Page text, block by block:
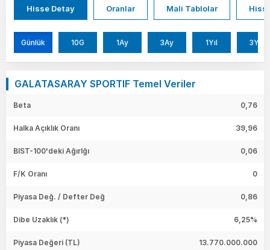
Hisse Detay Oranlar Mali Tablolar
Günlük 10G 1Ay 3Ay 1Yıl 3Yıl
GALATASARAY SPORTIF Temel Veriler
Beta 0,76
Halka Açıklık Oranı 39,96
BIST-100'deki Ağırlğı 0,06
F/K Oranı 0
Piyasa Değ. / Defter Değ 0,86
Dibe Uzaklık (*) 6,25%
Piyasa Değeri (TL) 13.770.000.000